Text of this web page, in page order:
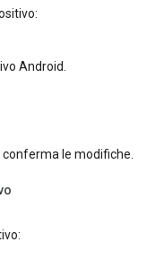
Android.
conferma le modifiche.